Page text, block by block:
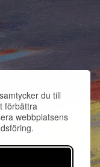
du till
förbättra
webbplatsens